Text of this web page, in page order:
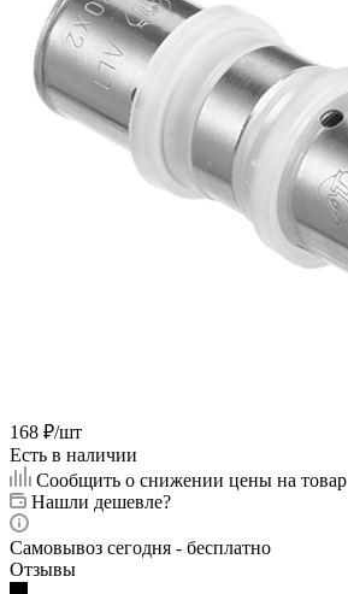
168 ₽/шт
Есть в наличии
Сообщить о снижении цены на товар
Нашли дешевле?
Самовывоз сегодня - бесплатно
Отзывы